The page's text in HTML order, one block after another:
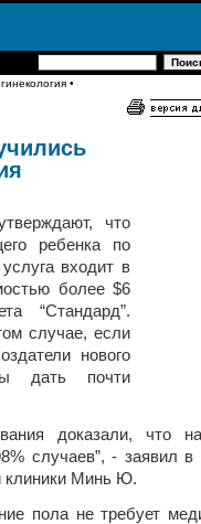
•
что
ребенка по
входит в
более $6
“Стандард”.
случае, если
нового
дать почти
доказали, что
случаев”, - заявил в
клиники Минь Ю.
пола не требует